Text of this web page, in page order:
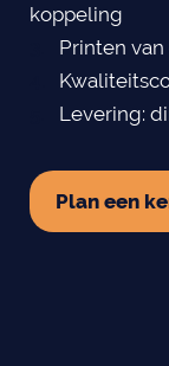
koppeling
Printen
Levering:
Plan een